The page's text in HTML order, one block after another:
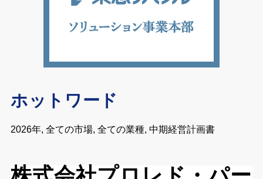
ホットワード
2026年, 全ての市場, 全ての業種, 中期経営計画書